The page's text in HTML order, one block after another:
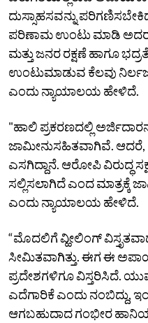
ದುಸ್ಸಾಹಸವನ್ನು
ಪರಿಣಾಮ ಉಂಟು ಮಾಡಿ ಅದರ
ಮತ್ತು ಜನರ ರಕ್ಷಣೆ ಹಾಗೂ
ಉಂಟುಮಾಡುವ ಕೆಲವು ನಿರ್ಲಜ್ಜ
ಎಂದು ನ್ಯಾಯಾಲಯ ಹೇಳಿದೆ.
"ಹಾಲಿ ಪ್ರಕರಣದಲ್ಲಿ
ಜಾಮೀನುಸಹಿತವಾಗಿವೆ. ಆದರೆ,
ಎಸಗಿದ್ದಾನೆ. ಆರೋಪಿ ವಿರುದ್ಧ
ಸಲ್ಲಿಸಲಾಗಿದೆ ಎಂದ ಮಾತ್ರಕ್ಕೆ
ಎಂದು ನ್ಯಾಯಾಲಯ ಹೇಳಿದೆ.
“ಮೊದಲಿಗೆ ವ್ಹೀಲಿಂಗ್‌
ಸೀಮಿತವಾಗಿತ್ತು. ಈಗ ಈ
ಪ್ರದೇಶಗಳಿಗೂ ವಿಸ್ತರಿಸಿದೆ.
ಎದೆಗಾರಿಕೆ ಎಂದು
ಆಗಬಹುದಾದ ಗಂಭೀರ ಹಾನಿಯ